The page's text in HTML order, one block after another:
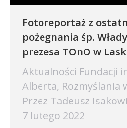
Fotoreportaż z
pożegnania śp.
prezesa TOnO w
Aktualności Fundacji
Alberta, Rozmyślania
Przez Tadeusz
7 lutego 2022